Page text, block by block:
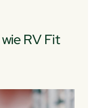
RV Fit